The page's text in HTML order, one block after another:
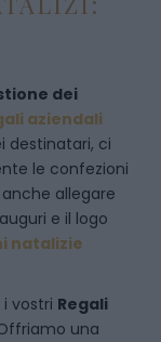
dei
aziendali
destinatari, ci
le confezioni
allegare
e il logo
natalizie
vostri Regali
una